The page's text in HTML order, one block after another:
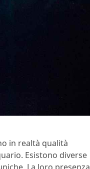
in realtà qualità
Esistono diverse